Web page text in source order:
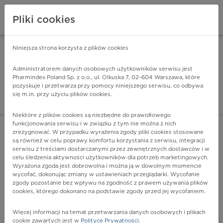
Pharmindex - lider
ZALOGUJ SIĘ
F07.2 - Zespół po wstrząśnieniu mózgu
Więcej na lekiicd10.pl
Pliki cookies
Niniejsza strona korzysta z plików cookies
Administratorem danych osobowych użytkowników serwisu jest
Pharmindex Poland Sp. z o.o., ul. Olkuska 7, 02-604 Warszawa, które
pozyskuje i przetwarza przy pomocy niniejszego serwisu, co odbywa
się m.in. przy użyciu plików cookies.
Niektóre z plików cookies są niezbędne do prawidłowego
funkcjonowania serwisu i w związku z tym nie można z nich
zrezygnować. W przypadku wyrażenia zgody pliki cookies stosowane
są również w celu poprawy komfortu korzystania z serwisu, integracji
serwisu z treściami dostarczanymi przez zewnętrznych dostawców i w
celu śledzenia aktywności użytkowników dla potrzeb marketingowych.
Wyrażona zgoda jest dobrowolna i można ją w dowolnym momencie
wycofać, dokonując zmiany w ustawieniach przeglądarki. Wycofanie
zgody pozostanie bez wpływu na zgodność z prawem używania plików
cookies, którego dokonano na podstawie zgody przed jej wycofaniem.
Więcej informacji na temat przetwarzania danych osobowych i plikach
cookie zawartych jest w Polityce Prywatności.
ZA DARMO - w Google Play INSTALUJ